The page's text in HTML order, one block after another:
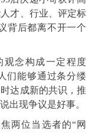
才、行业、评定标
背后都离不开一个
观念构成一定程度
们能够通过条分缕
达成新的共识，推
出现争议是好事。
两位当选者的“网